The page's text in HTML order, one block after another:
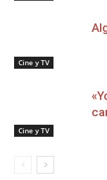
Cine y TV
Cine y TV